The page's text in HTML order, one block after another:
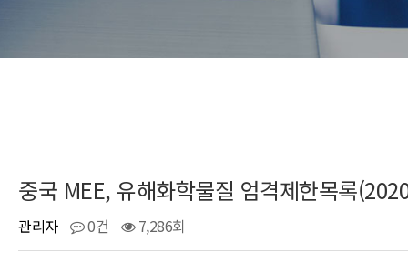
중국 MEE, 유해화학물질 엄격제한목록
관리자 0건 7,286회